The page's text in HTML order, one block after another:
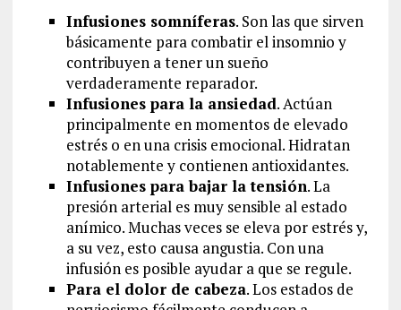
Infusiones somníferas. Son las que sirven
básicamente para combatir el insomnio y
contribuyen a tener un sueño
verdaderamente reparador.
Infusiones para la ansiedad. Actúan
principalmente en momentos de elevado
estrés o en una crisis emocional. Hidratan
notablemente y contienen antioxidantes.
Infusiones para bajar la tensión. La
presión arterial es muy sensible al estado
anímico. Muchas veces se eleva por estrés y,
a su vez, esto causa angustia. Con una
infusión es posible ayudar a que se regule.
Para el dolor de cabeza. Los estados de